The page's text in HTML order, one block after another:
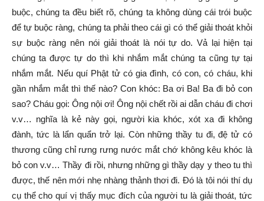
buộc, chúng ta đều biết rõ, chúng ta không dùng cái trói buộc
để tự buộc ràng, chúng ta phải theo cái gì có thể giải thoát khỏi
sự buộc ràng nên nói giải thoát là nói tự do. Vả lại hiện tại
chúng ta được tự do thì khi nhắm mắt chúng ta cũng tự tại
nhắm mắt. Nếu quí Phật tử có gia đình, có con, có cháu, khi
gần nhắm mắt thì thế nào? Con khóc: Ba ơi Ba! Ba đi bỏ con
sao? Cháu gọi: Ông nội ơi! Ông nội chết rồi ai dẫn cháu đi chơi
v.v… nghĩa là kẻ này gọi, người kia khóc, xót xa đi không
đành, tức là lẩn quẩn trở lại. Còn những thầy tu đi, đệ tử có
thương cũng chỉ rưng rưng nước mắt chớ không kêu khóc là
bỏ con v.v… Thầy đi rồi, nhưng những gì thầy dạy y theo tu thì
được, thế nên mới nhẹ nhàng thảnh thơi đi. Đó là tôi nói thí dụ
cụ thể cho quí vị thấy mục đích của người tu là giải thoát, tức